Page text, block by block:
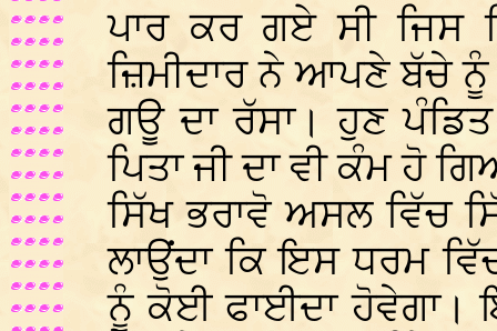
ਪਾਰ ਕਰ ਗਏ ਸੀ ਜਿਸ
ਜ਼ਿਮੀਦਾਰ ਨੇ ਆਪਣੇ ਬੱਚੇ
ਗਊ ਦਾ ਰੱਸਾ। ਹੁਣ
ਪਿਤਾ ਜੀ ਦਾ ਵੀ ਕੰਮ ਹੋ
ਸਿੱਖ ਭਰਾਵੋ ਅਸਲ ਵਿੱਚ
ਲਾਉਂਦਾ ਕਿ ਇਸ ਧਰਮ
ਨੂੰ ਕੋਈ ਫਾਈਦਾ ਹੋਵੇਗਾ।